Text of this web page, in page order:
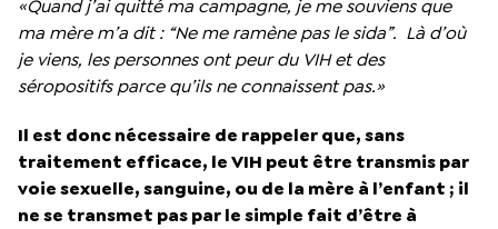
«Quand j’ai quitté ma campagne, je me souviens que
ma mère m’a dit : “Ne me ramène pas le sida”. Là d’où
je viens, les personnes ont peur du VIH et des
séropositifs parce qu’ils ne connaissent pas.»
Il est donc nécessaire de rappeler que, sans
traitement efficace, le VIH peut être transmis par
voie sexuelle, sanguine, ou de la mère à l’enfant ; il
ne se transmet pas par le simple fait d’être à